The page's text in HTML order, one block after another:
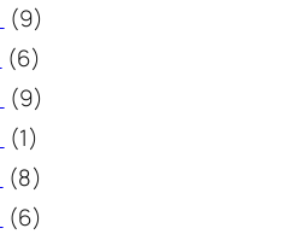
(9)
(6)
(9)
(1)
(8)
(6)